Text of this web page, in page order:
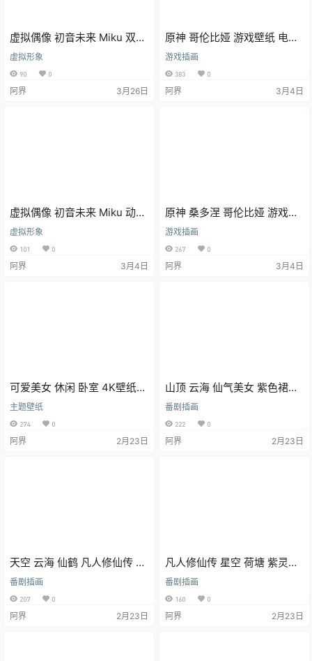
虚拟偶像 初音未来 Miku 双马
尾 动漫壁纸 手机壁纸 4K壁纸
虚拟形象
90 0
阿界 3月26日
原神 哥伦比娅 游戏壁纸 电脑
壁纸 4K壁纸
游戏插画
383 0
阿界 3月4日
虚拟偶像 初音未来 Miku 动漫
壁纸 电脑壁纸 4K壁纸
虚拟形象
101 0
阿界 3月4日
原神 桑多涅 哥伦比娅 游戏壁
纸 电脑壁纸 4K壁纸
游戏插画
267 0
阿界 3月4日
可爱美女 休闲 卧室 4K壁纸
3840x2880 电脑壁纸
主题壁纸
274 0
阿界 2月23日
山顶 云海 仙气美女 紫色裙子
凡人修仙传 紫灵 4K壁纸
番剧插画
222 0
阿界 2月23日
天空 云海 仙鹤 凡人修仙传 紫
灵 4K壁纸 桌面壁纸
番剧插画
207 0
阿界 2月23日
凡人修仙传 星空 荷塘 紫灵
4K壁纸 电脑壁纸
番剧插画
160 0
阿界 2月23日